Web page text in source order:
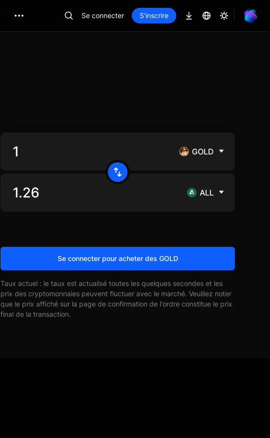
Se connecter S'inscrire
GOLD
ALL
Se connecter pour acheter des GOLD
Taux actuel : le taux est actualisé toutes les quelques secondes et les
prix des cryptomonnaies peuvent fluctuer avec le marché. Veuillez noter
que le prix affiché sur la page de confirmation de l'ordre constitue le prix
final de la transaction.